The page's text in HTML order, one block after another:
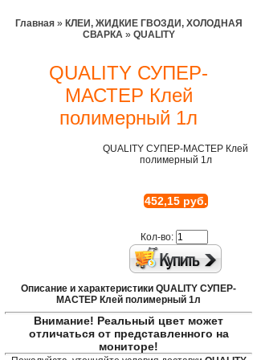
Главная» КЛЕИ, ЖИДКИЕ ГВОЗДИ, ХОЛОДНАЯ
СВАРКА» QUALITY
QUALITY СУПЕР-
МАСТЕР Клей
полимерный 1л
QUALITY СУПЕР-МАСТЕР Клей
полимерный 1л
452,15 руб.
Кол-во:
Описание и характеристики QUALITY СУПЕР-
МАСТЕР Клей полимерный 1л
Внимание! Реальный цвет может
отличаться от представленного на
мониторе!